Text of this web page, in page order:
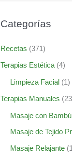
Categorías
Recetas (371)
Terapias Estética(4)
Limpieza Facial(1)
Terapias Manuales
Masaje con Bambú
Masaje de Tejido
Masaje Relajante